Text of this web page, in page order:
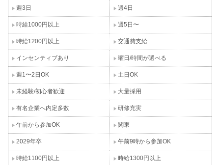
週3日 週4日
時給1000円以上 週5日〜
時給1200円以上 交通費支給
インセンティブあり 曜日/時間が選べる
週1〜2日OK 土日OK
未経験/初心者歓迎 大量採用
有名企業へ内定多数 研修充実
午前から参加OK 関東
2029年卒 午前9時から参加OK
時給1100円以上 時給1300円以上